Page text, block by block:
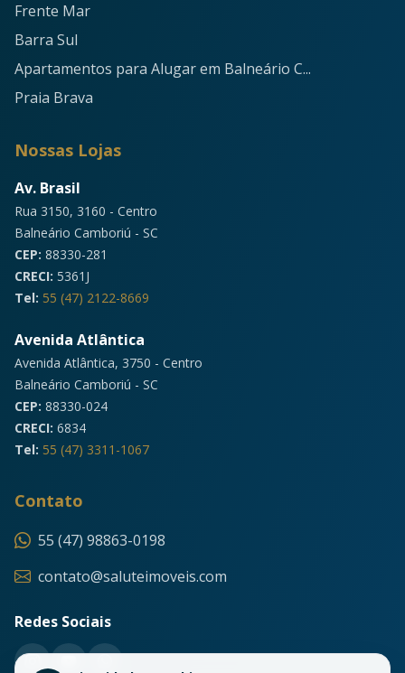
Frente Mar
Barra Sul
Apartamentos para Alugar em Balneário C...
Praia Brava
Nossas Lojas
Av. Brasil
Rua 3150, 3160 - Centro
Balneário Camboriú - SC
CEP: 88330-281
CRECI: 5361J
Tel: 55 (47) 2122-8669
Avenida Atlântica
Avenida Atlântica, 3750 - Centro
Balneário Camboriú - SC
CEP: 88330-024
CRECI: 6834
Tel: 55 (47) 3311-1067
Contato
55 (47) 98863-0198
contato@saluteimoveis.com
Redes Sociais